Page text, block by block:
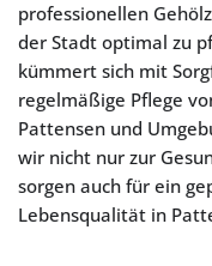
professionellen
der Stadt optimal zu
kümmert sich mit
regelmäßige Pflege
Pattensen und
wir nicht nur zur
sorgen auch für ein
Lebensqualität in